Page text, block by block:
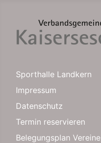
Sporthalle Landkern
Impressum
Datenschutz
Termin reservieren
Belegungsplan Vereine